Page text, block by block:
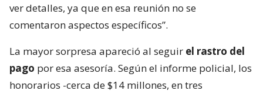
ver detalles, ya que en esa reunión no se
comentaron aspectos específicos”.
La mayor sorpresa apareció al seguir el rastro del
pago por esa asesoría. Según el informe policial, los
honorarios -cerca de $14 millones, en tres